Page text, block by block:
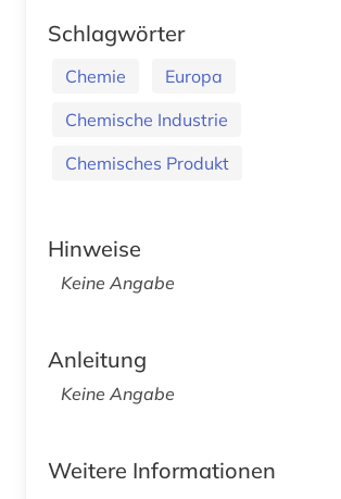
Schlagwörter
Chemie
Europa
Chemische Industrie
Chemisches Produkt
Hinweise
Keine Angabe
Anleitung
Keine Angabe
Weitere Informationen